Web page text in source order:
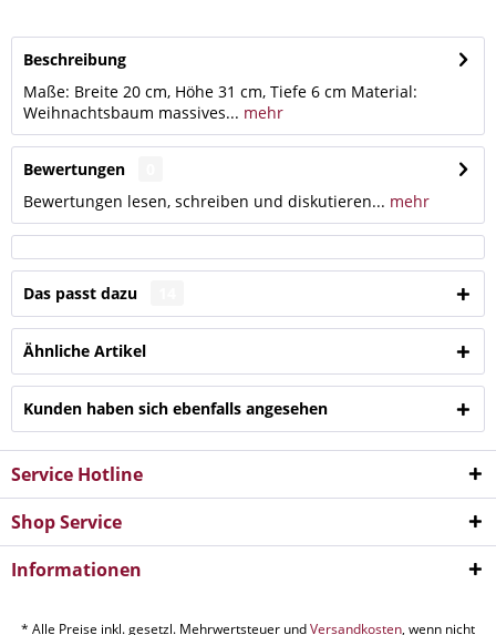
Beschreibung
Maße: Breite 20 cm, Höhe 31 cm, Tiefe 6 cm Material:
Weihnachtsbaum massives... mehr
Bewertungen
Bewertungen lesen, schreiben und diskutieren... mehr
Das passt dazu
Ähnliche Artikel
Kunden haben sich ebenfalls angesehen
Service Hotline
Shop Service
Informationen
* Alle Preise inkl. gesetzl. Mehrwertsteuer undVersandkosten, wenn nicht